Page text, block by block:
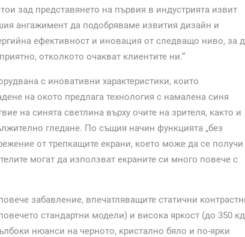
зад представянето на първия в индустрията извит
ангажимент да подобряваме извития дизайн и
ефективност и иновация от следващо ниво, за
отколкото очакват клиентите ни.“
с иновативни характеристики, които
на окото предлага технология с намалена синя
на синята светлина върху очите на зрителя, както и
гледане. По същия начин функцията „без
от трепкащите екрани, което може да се получи
могат да използват екраните си много повече с
забавление, впечатляващите статични
стандартни модели) и висока яркост (до 350
нюанси на черното, кристално бяло и по-ярки